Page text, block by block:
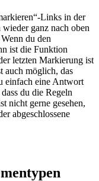
Links in der
ganz nach oben
du den
ist die Funktion
letzten Markierung ist
auch möglich, das
einfach eine Antwort
du die Regeln
nicht gerne gesehen,
abgeschlossene